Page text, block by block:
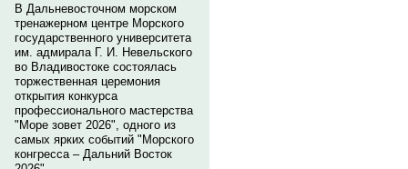
В Дальневосточном морском
тренажерном центре Морского
государственного университета
им. адмирала Г. И. Невельского
во Владивостоке состоялась
торжественная церемония
открытия конкурса
профессионального мастерства
"Море зовет 2026", одного из
самых ярких событий "Морского
конгресса – Дальний Восток